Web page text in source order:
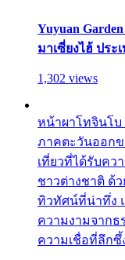
Yuyuan
มาเซี่ยงไฮ้ ประ
1,302 views
หน้าผาโทจินโบ
ภาคตะวันออก
เที่ยวที่ได้รับคว
ชาวต่างชาติ ด้
ทิวทัศน์ที่น่าทึ่ง
ความงามจากธ
ความเชื่อที่ลึกซึ้